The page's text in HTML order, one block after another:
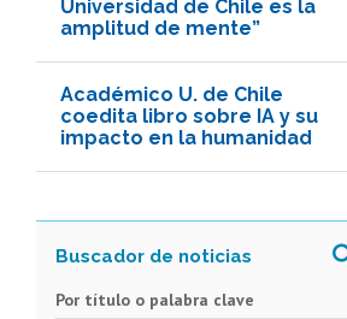
Universidad de Chile es la
amplitud de mente”
Académico U. de Chile
coedita libro sobre IA y su
impacto en la humanidad
Por título o palabra clave